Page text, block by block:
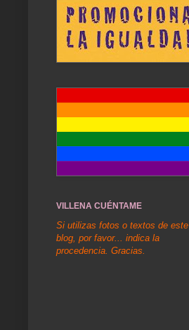
VILLENA CUÉNTAME
Si utilizas fotos o textos de este
blog, por favor... indica la
procedencia. Gracias.